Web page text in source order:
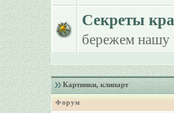
Секреты
бережем нашу
Картинки, клипарт
Форум